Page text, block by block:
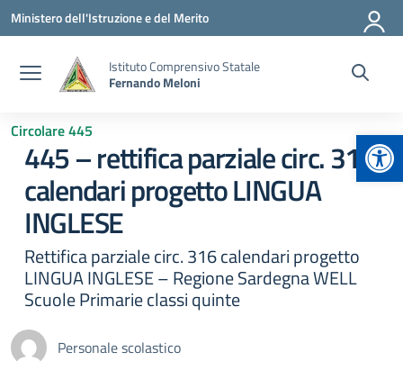
Vai ai contenuti
Vai al menu di navigazione
Vai al footer
Ministero dell'Istruzione e del Merito
Istituto Comprensivo Statale
Fernando Meloni
Circolare 445
445 – rettifica parziale circ. 316
calendari progetto LINGUA
INGLESE
Rettifica parziale circ. 316 calendari progetto
LINGUA INGLESE – Regione Sardegna WELL
Scuole Primarie classi quinte
Personale scolastico